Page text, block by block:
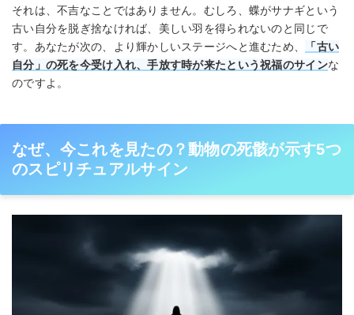
それは、不吉なことではありません。むしろ、蝶がサナギという
古い自分を脱ぎ捨なければ、美しい羽を得られないのと同じで
す。あなたが次の、より輝かしいステージへと進むため、
「古い
自分」の死を今受け入れ、手放す時が来たという祝福のサインな
のですよ。
なぜ、今これを見たの？動物の死骸が示す5つ
のスピリチュアルサイン